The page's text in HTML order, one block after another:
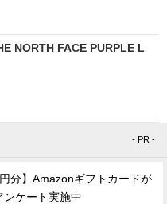
NORTH FACE PURPLE L
- PR -
分】Amazonギフトカードが
ンケート実施中